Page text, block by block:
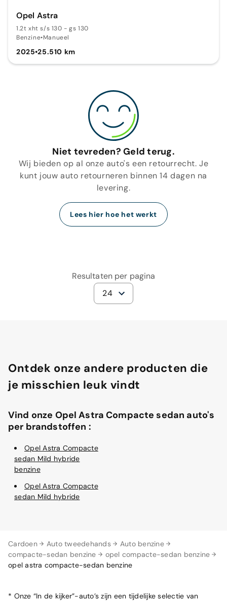
Cardoen Auto tweedehands
Auto benzine
compacte-sedan benzine
opel compacte-sedan benzine
opel astra compacte-sedan benzine
Opel Astra
1.2t xht s/s 130 - gs 130
Benzine•Manueel
2025•25.510 km
Niet tevreden? Geld terug.
Wij bieden op al onze auto's een retourrecht. Je
kunt jouw auto retourneren binnen 14 dagen na
levering.
Lees hier hoe het werkt
Resultaten per pagina
24
Ontdek onze andere producten die
je misschien leuk vindt
Vind onze Opel Astra Compacte sedan auto's
per brandstoffen :
Opel Astra Compacte
sedan Mild hybride
benzine
Opel Astra Compacte
sedan Mild hybride
* Onze “In de kijker”-auto’s zijn een tijdelijke selectie van